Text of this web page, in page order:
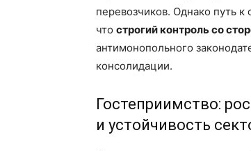
перевозчиков. Однако путь
что строгий контроль со
антимонопольного
консолидации.
Гостеприимство:
и устойчивость